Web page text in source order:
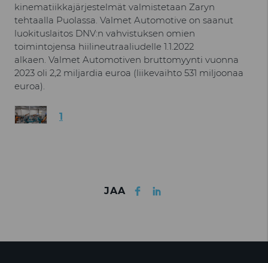
kinematiikkajärjestelmät valmistetaan Zaryn
tehtaalla Puolassa. Valmet Automotive on saanut
luokituslaitos DNV:n vahvistuksen omien
toimintojensa hiilineutraaliudelle 1.1.2022
alkaen. Valmet Automotiven bruttomyynti vuonna
2023 oli 2,2 miljardia euroa (liikevaihto 531 miljoonaa
euroa).
1
JAA